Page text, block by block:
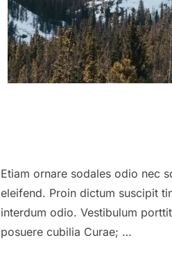
Etiam ornare sodales odio nec
eleifend. Proin dictum suscipit
interdum odio. Vestibulum
posuere cubilia Curae; …